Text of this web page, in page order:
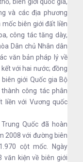
và các địa phương
biên giới đất liền
công tác tăng dày,
Dân chủ Nhân dân
văn bản pháp lý về
với hai nước; đồng
giới Quốc gia Bộ
công tác phân
liền với Vương quốc
Quốc đã hoàn
2008 với đường biên
cột mốc. Ngày
văn kiện về biên giới